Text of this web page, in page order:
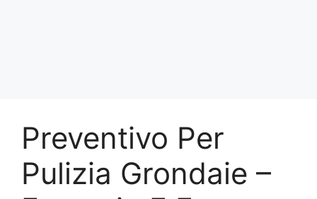
Preventivo Per
Pulizia Grondaie –